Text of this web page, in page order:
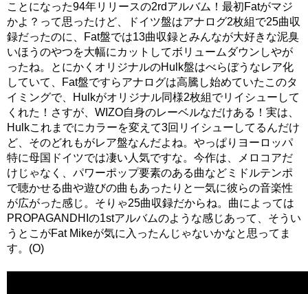
ことになった94年リリースの2rdアルバム！最初Fatがマジ
かよ？って思ったけど、ドイツ盤はアナログ2枚組で25曲収
録だったのに、Fat盤では13曲収録とみんなが大好きな泥臭
いほうのやつを大幅にカットしてボリュームダウンしやが
ったね。とにかくオリジナルのHulk盤はべらぼうなレア化
していて、Fat盤ですらアナログは高騰し始めていたこのタ
イミングで、Hulkがオリジナル同様2枚組でリイシューして
くれた！さすが、WIZO自身のレーベルなだけある！実は、
Hulkこれまでにカラーを変えて3回リイシューしてるんだけ
ど、そのどれもがレア盤なんだよね。やっぱりヨーロッパ
特に母国ドイツでは凄い人気ですな。今作は、メロコアだ
けじゃなく、パワーポップ要素のある曲などミドルテンポ
で聴かせる曲や遊びの曲もあったりと一気に彼らの音楽性
が広がった感じ。そりゃ25曲収録だからね。曲によっては
PROPAGANDHIの1stアルバムのような感じあって、そうい
うとこがFat Mikeが気に入ったんじゃないかなと思ってま
す。(O)